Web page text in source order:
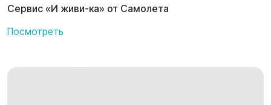
Сервис «И живи-ка» от Самолета
Посмотреть